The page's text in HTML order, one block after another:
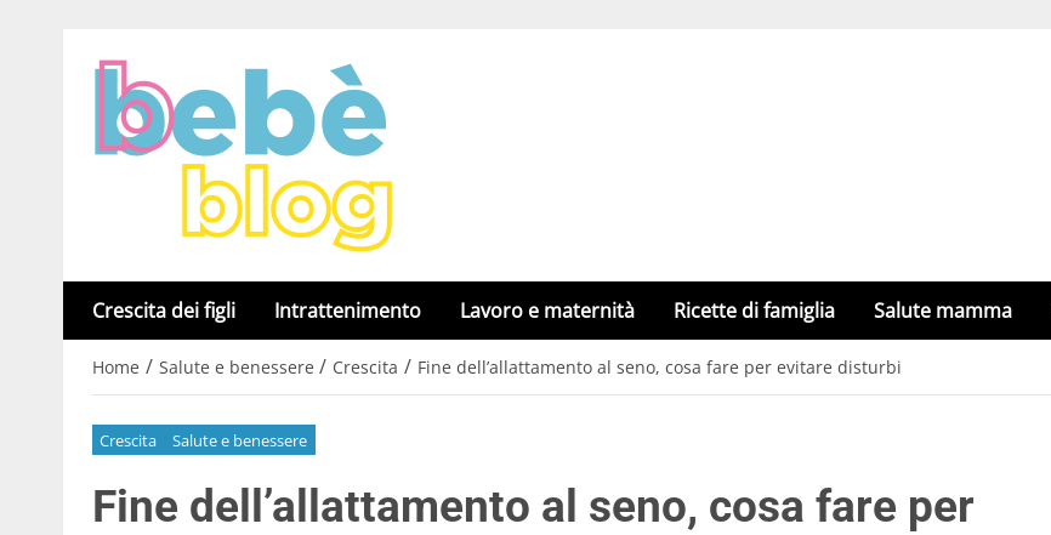
Crescita dei figli Intrattenimento Lavoro e maternità Ricette di famiglia Salute mamma
Home / Salute e benessere / Crescita / Fine dell’allattamento al seno, cosa fare per evitare disturbi
Crescita Salute e benessere
Fine dell’allattamento al seno, cosa fare per